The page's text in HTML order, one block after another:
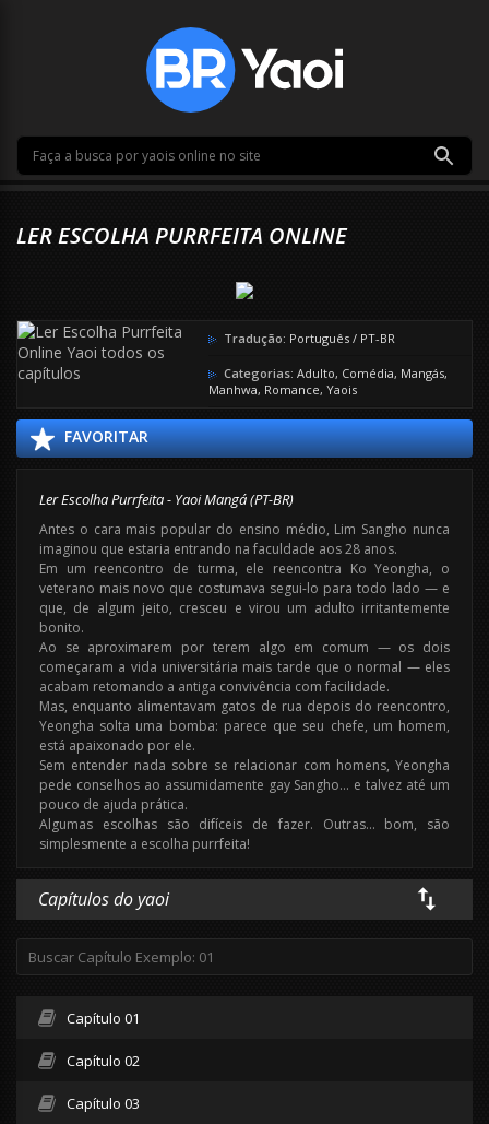
LER ESCOLHA PURRFEITA ONLINE
Tradução: Português / PT-BR
Categorias: Adulto, Comédia, Mangás,
Manhwa, Romance, Yaois
FAVORITAR
Ler Escolha Purrfeita - Yaoi Mangá (PT-BR)
Antes o cara mais popular do ensino médio, Lim Sangho nunca
imaginou que estaria entrando na faculdade aos 28 anos.
Em um reencontro de turma, ele reencontra Ko Yeongha, o
veterano mais novo que costumava segui-lo para todo lado — e
que, de algum jeito, cresceu e virou um adulto irritantemente
bonito.
Ao se aproximarem por terem algo em comum — os dois
começaram a vida universitária mais tarde que o normal — eles
acabam retomando a antiga convivência com facilidade.
Mas, enquanto alimentavam gatos de rua depois do reencontro,
Yeongha solta uma bomba: parece que seu chefe, um homem,
está apaixonado por ele.
Sem entender nada sobre se relacionar com homens, Yeongha
pede conselhos ao assumidamente gay Sangho… e talvez até um
pouco de ajuda prática.
Algumas escolhas são difíceis de fazer. Outras… bom, são
simplesmente a escolha purrfeita!
Capítulos do yaoi
Capítulo 01
Capítulo 02
Capítulo 03